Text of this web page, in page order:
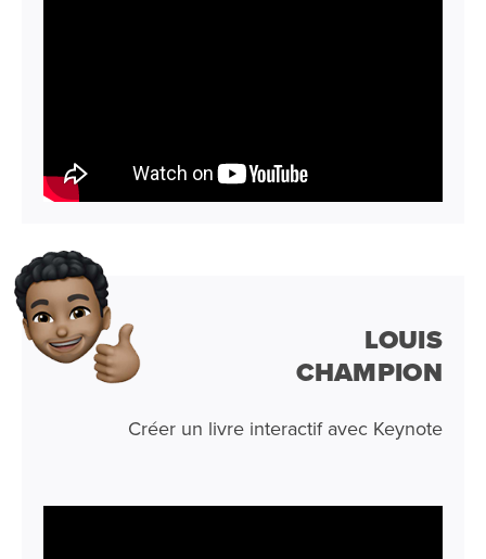
LOUIS
CHAMPION
Créer un livre interactif avec Keynote